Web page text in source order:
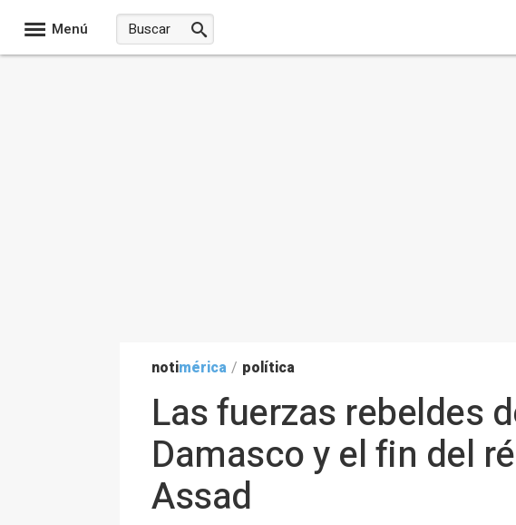
Menú
notimérica / política
Las fuerzas rebeldes
Damasco y el fin del
Assad